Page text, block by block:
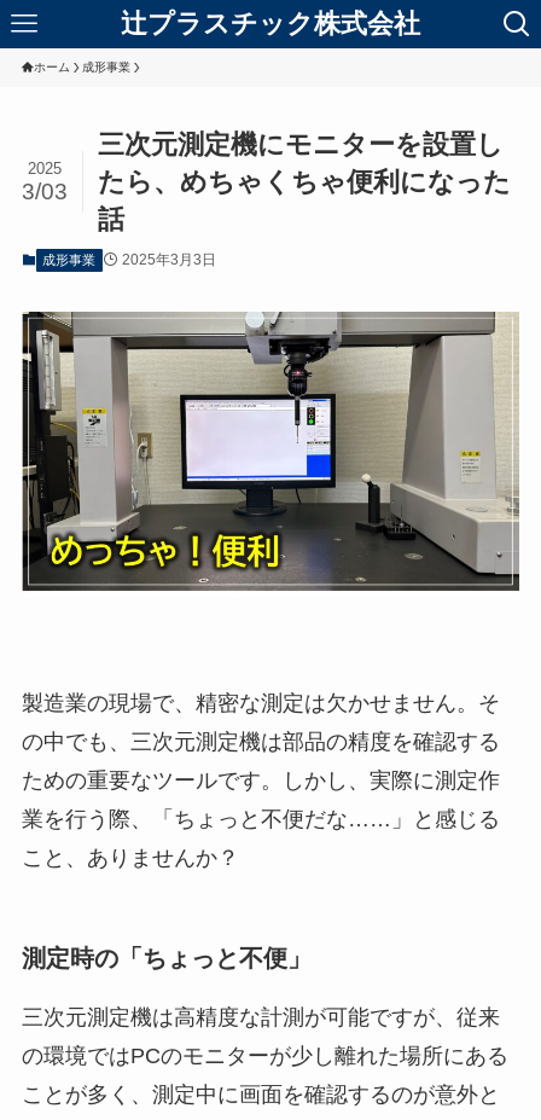
辻プラスチック株式会社
ホーム 成形事業
三次元測定機にモニターを設置し
たら、めちゃくちゃ便利になった
話
2025
3/03
成形事業 2025年3月3日
製造業の現場で、精密な測定は欠かせません。そ
の中でも、三次元測定機は部品の精度を確認する
ための重要なツールです。しかし、実際に測定作
業を行う際、「ちょっと不便だな……」と感じる
こと、ありませんか？
測定時の「ちょっと不便」
三次元測定機は高精度な計測が可能ですが、従来
の環境ではPCのモニターが少し離れた場所にある
ことが多く、測定中に画面を確認するのが意外と